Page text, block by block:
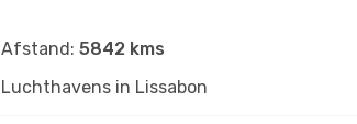
Afstand: 5842 kms
Luchthavens in Lissabon